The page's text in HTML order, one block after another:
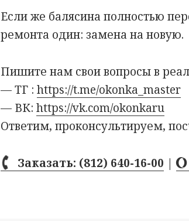
Если же балясина полностью
ремонта один: замена на новую.
Пишите нам свои вопросы в
— ТГ :https://t.me/okonka_master
— ВК:https://vk.com/okonkaru
Ответим, проконсультируем,
Заказать: (812) 640-16-00 |